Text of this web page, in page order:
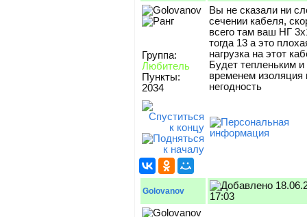
Группа:
Любитель
Пункты:
2034
Вы не сказали ни
сечении кабеля,
всего там ваш НГ
тогда 13 а это
нагрузка на этот
Будет тепленьким и
временем изоляция
негодность
Golovanov
17:03